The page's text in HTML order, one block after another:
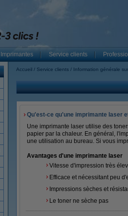
Imprimantes Service clients
Accueil Service clients Information générale
Qu'est-ce qu'une imprimante laser
Une imprimante laser utilise des
papier par la chaleur. En général,
une utilisation au bureau. Si vous
Avantages d'une imprimante laser
Vitesse d'impression très
Efficace et nécessitant peu
Impressions sèches et
Le toner ne sèche pas